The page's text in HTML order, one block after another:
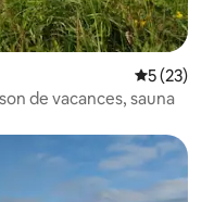
5 (23)
de vacances, sauna